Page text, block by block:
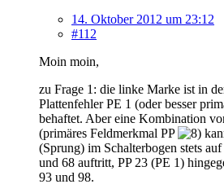
14. Oktober 2012 um 23:12
#112
Moin moin,
zu Frage 1: die linke Marke ist in
Plattenfehler PE 1 (oder besser
behaftet. Aber eine Kombination
(primäres Feldmerkmal PP
(Sprung) im Schalterbogen stets
und 68 auftritt, PP 23 (PE 1)
93 und 98.